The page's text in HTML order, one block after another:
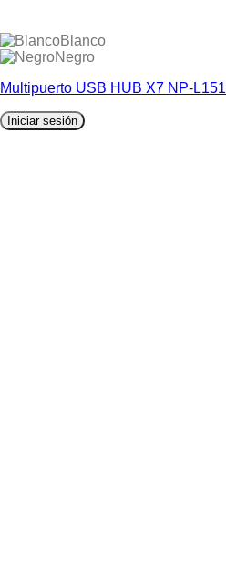
Blanco
Negro
Multipuerto USB HUB X7 NP-L151
Iniciar sesión